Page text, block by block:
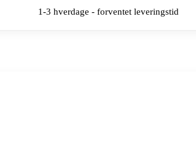
1-3 hverdage - forventet leveringstid